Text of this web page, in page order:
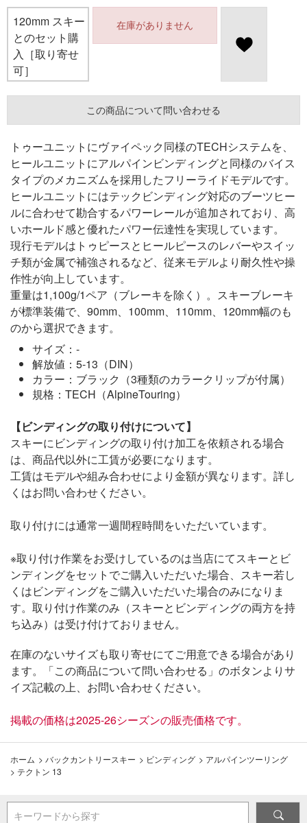
120mm スキー
とのセット購
入［取り寄せ
可］
在庫がありません
この商品について問い合わせる
トゥーユニットにヴァイペック同様のTECHシステムを、
ヒールユニットにアルパインビンディングと同様のバイス
タイプのメカニズムを採用したフリーライドモデルです。
ヒールユニットにはテックビンディング対応のブーツヒー
ルに合わせて勘合するパワーレールが追加されており、高
いホールド感と優れたパワー伝達性を実現しています。
現行モデルはトゥピースとヒールピースのレバーやスイッ
チ類が金属で補強されるなど、従来モデルより耐久性や操
作性が向上しています。
重量は1,100g/1ペア（ブレーキを除く）。スキーブレーキ
が標準装備で、90mm、100mm、110mm、120mm幅のも
のから選択できます。
サイズ：-
解放値：5-13（DIN）
カラー：ブラック（3種類のカラークリップが付属）
規格：TECH（AlpineTouring）
【ビンディングの取り付けについて】
スキーにビンディングの取り付け加工を依頼される場合
は、商品代以外に工賃が必要になります。
工賃はモデルや組み合わせにより金額が異なります。詳し
くはお問い合わせください。
取り付けには通常一週間程時間をいただいています。
※取り付け作業をお受けしているのは当店にてスキーとビ
ンディングをセットでご購入いただいた場合、スキー若し
くはビンディングをご購入いただいた場合のみになりま
す。取り付け作業のみ（スキーとビンディングの両方を持
ち込み）は受け付けておりません。
在庫のないサイズも取り寄せにてご用意できる場合があり
ます。「この商品について問い合わせる」のボタンよりサ
イズ記載の上、お問い合わせください。
掲載の価格は2025-26シーズンの販売価格です。
ホーム > バックカントリースキー > ビンディング > アルパインツーリング
> テクトン 13
キーワードから探す